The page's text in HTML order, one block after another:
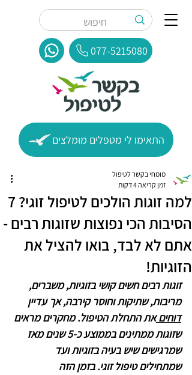
077-5215080
התאימו לי מטפלים מומלצים
למה זוגות הולכים לטיפול זוגי? 7
הסיבות הכי נפוצות שזוגות רבים -
אתם לא לבד, בואו להציל את
הזוגיות!
מומחי בקשר לטיפול
זמן קריאה 4 דקות
זוגות רבים חשים קושי בזוגיות, משברים,
מריבות, שתיקות וחוסר קירבה, אך עדיין
דוחים את התחלת הטיפול. מחקרים מראים
שזוגות ממתינים בממוצע כ-5 שנים מאז
שמרגישים שיש בעיה בזוגיות ועד
שמתחילים טיפול זוגי. בזמן הזה